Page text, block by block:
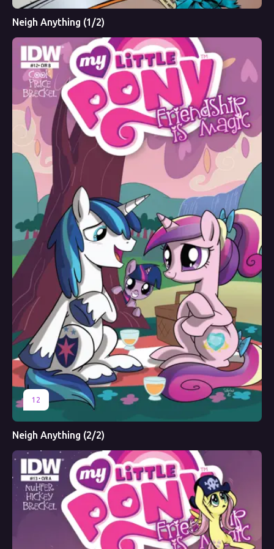
Neigh Anything (1/2)
12
Neigh Anything (2/2)